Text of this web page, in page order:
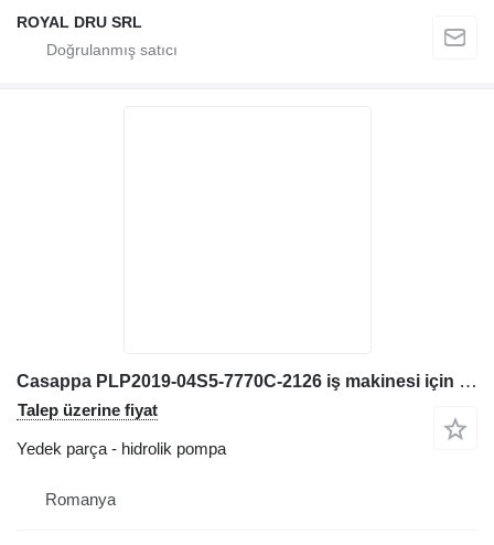
ROYAL DRU SRL
Casappa PLP2019-04S5-7770C-2126 iş makinesi için Hidrolik Pompa PLP2019-04S5 7770C/2126
Talep üzerine fiyat
Yedek parça - hidrolik pompa
Romanya